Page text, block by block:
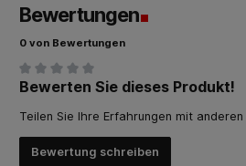
Bewertungen
0 von Bewertungen
Durchschnittliche Bewertung von 0 von
Bewerten Sie dieses Produkt!
Teilen Sie Ihre Erfahrungen mit anderen
Bewertung schreiben